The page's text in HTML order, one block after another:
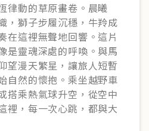
律動的草原畫卷。晨曦
，獅子步履沉穩，牛羚成
在這裡無聲地回響。這片
是靈魂深處的呼喚。與馬
望漫天繁星，讓旅人短暫
自然的懷抱。乘坐越野車
搭乘熱氣球升空，從空中
裡，每一次心跳，都與大